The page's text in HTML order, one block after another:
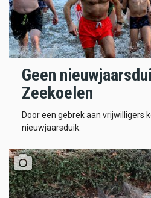
Geen
Zeekoelen
Door een gebrek aan vrijwilligers
nieuwjaarsduik.